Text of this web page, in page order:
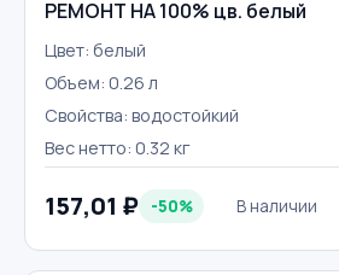
РЕМОНТ НА 100% цв. белый
Цвет: белый
Объем: 0.26 л
Свойства: водостойкий
Вес нетто: 0.32 кг
157,01 ₽ -50% В наличии